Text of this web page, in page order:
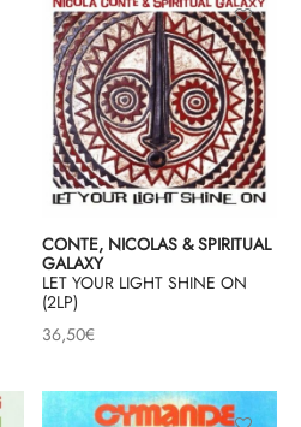
CONTE, NICOLAS & SPIRITUAL
GALAXY
LET YOUR LIGHT SHINE ON
(2LP)
36,50€